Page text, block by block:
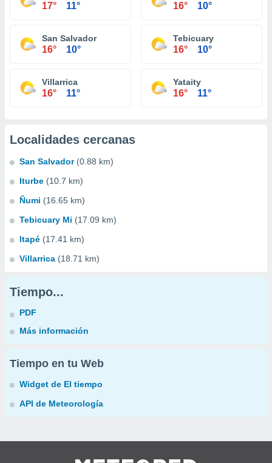
17° 11° 16° 10°
San Salvador
16° 10°
Tebicuary
16° 10°
Villarrica
16° 11°
Yataity
16° 11°
Localidades cercanas
San Salvador (0.88 km)
Iturbe (10.7 km)
Ñumi (16.65 km)
Tebicuary Mi (17.09 km)
Itapé (17.41 km)
Villarrica (18.71 km)
Tiempo...
PDF
Más información
Tiempo en tu Web
Widget de El tiempo
API de Meteorología